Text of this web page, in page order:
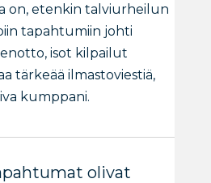
on, etenkin talviurheilun
tapahtumiin johti
isot kilpailut
tärkeää ilmastoviestiä,
kumppani.
olivat